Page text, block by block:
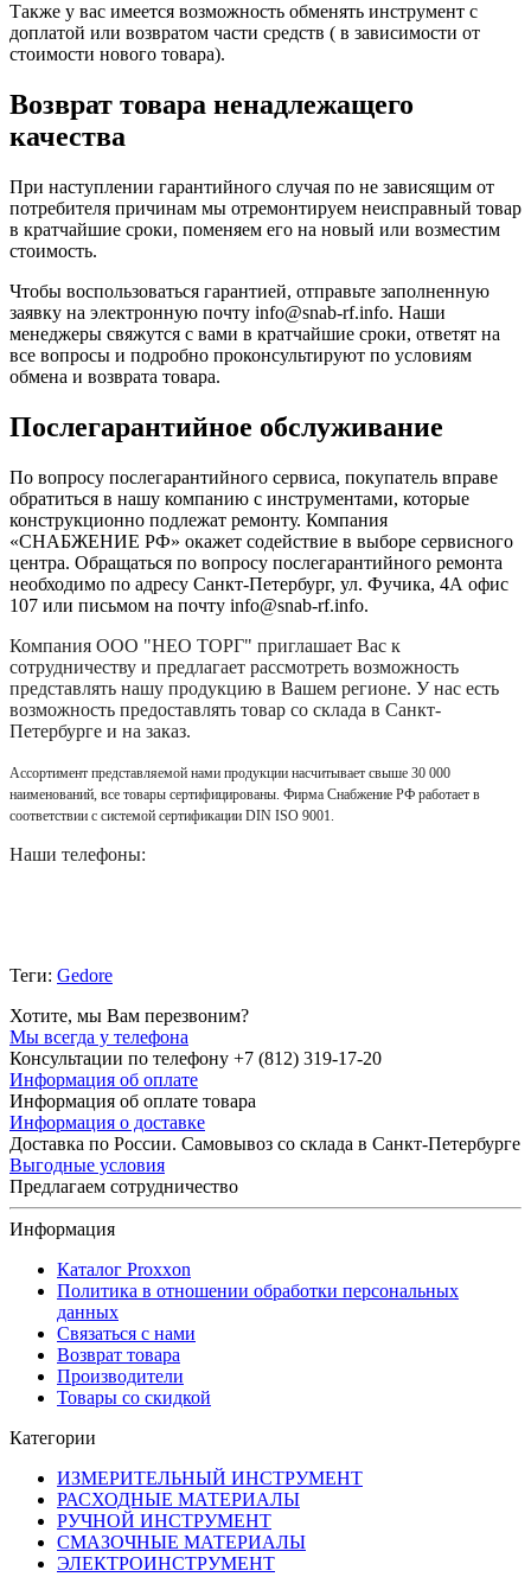
Также у вас имеется возможность обменять инструмент с
доплатой или возвратом части средств ( в зависимости от
стоимости нового товара).
Возврат товара ненадлежащего
качества
При наступлении гарантийного случая по не зависящим от
потребителя причинам мы отремонтируем неисправный товар
в кратчайшие сроки, поменяем его на новый или возместим
стоимость.
Чтобы воспользоваться гарантией, отправьте заполненную
заявку на электронную почту info@snab-rf.info. Наши
менеджеры свяжутся с вами в кратчайшие сроки, ответят на
все вопросы и подробно проконсультируют по условиям
обмена и возврата товара.
Послегарантийное обслуживание
По вопросу послегарантийного сервиса, покупатель вправе
обратиться в нашу компанию с инструментами, которые
конструкционно подлежат ремонту. Компания
«СНАБЖЕНИЕ РФ» окажет содействие в выборе сервисного
центра. Обращаться по вопросу послегарантийного ремонта
необходимо по адресу Санкт-Петербург, ул. Фучика, 4А офис
107 или письмом на почту info@snab-rf.info.
Компания ООО "НЕО ТОРГ" приглашает Вас к
сотрудничеству и предлагает рассмотреть возможность
представлять нашу продукцию в Вашем регионе. У нас есть
возможность предоставлять товар со склада в Санкт-
Петербурге и на заказ.
Ассортимент представляемой нами продукции насчитывает свыше 30 000
наименований, все товары сертифицированы. Фирма Снабжение РФ работает в
соответствии с системой сертификации DIN ISO 9001.
Наши телефоны:
Теги: Gedore
Хотите, мы Вам перезвоним?
Мы всегда у телефона
Консультации по телефону +7 (812) 319-17-20
Информация об оплате
Информация об оплате товара
Информация о доставке
Доставка по России. Самовывоз со склада в Санкт-Петербурге
Выгодные условия
Предлагаем сотрудничество
Информация
Каталог Proxxon
Политика в отношении обработки персональных
данных
Связаться с нами
Возврат товара
Производители
Товары со скидкой
Категории
ИЗМЕРИТЕЛЬНЫЙ ИНСТРУМЕНТ
РАСХОДНЫЕ МАТЕРИАЛЫ
РУЧНОЙ ИНСТРУМЕНТ
СМАЗОЧНЫЕ МАТЕРИАЛЫ
ЭЛЕКТРОИНСТРУМЕНТ